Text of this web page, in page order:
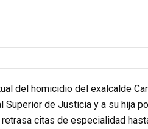
del homicidio del exalcalde
Superior de Justicia y a su hija
citas de especialidad